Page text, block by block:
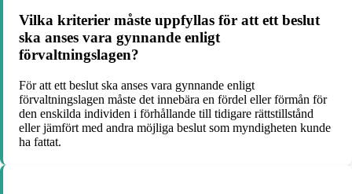
Vilka kriterier måste uppfyllas för att ett beslut
ska anses vara gynnande enligt
förvaltningslagen?
För att ett beslut ska anses vara gynnande enligt
förvaltningslagen måste det innebära en fördel eller förmån för
den enskilda individen i förhållande till tidigare rättstillstånd
eller jämfört med andra möjliga beslut som myndigheten kunde
ha fattat.